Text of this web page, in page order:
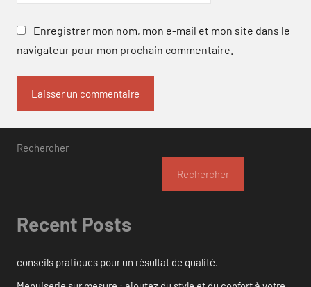
Enregistrer mon nom, mon e-mail et mon site dans le
navigateur pour mon prochain commentaire.
Rechercher
Rechercher
Recent Posts
conseils pratiques pour un résultat de qualité.